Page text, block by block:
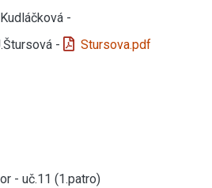
-
-
Stursova.pdf
- uč.11 (1.patro)